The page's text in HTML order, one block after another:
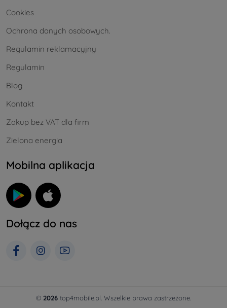
Cookies
Ochrona danych osobowych.
Regulamin reklamacyjny
Regulamin
Blog
Kontakt
Zakup bez VAT dla firm
Zielona energia
Mobilna aplikacja
Dołącz do nas
© 2026 top4mobile.pl. Wszelkie prawa zastrzeżone.